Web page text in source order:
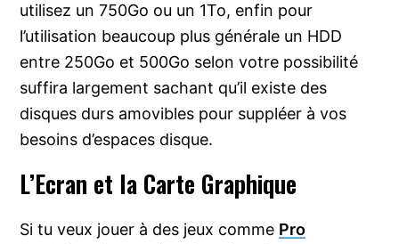
utilisez un 750Go ou un 1To, enfin pour
l’utilisation beaucoup plus générale un HDD
entre 250Go et 500Go selon votre possibilité
suffira largement sachant qu’il existe des
disques durs amovibles pour suppléer à vos
besoins d’espaces disque.
L’Ecran et la Carte Graphique
Si tu veux jouer à des jeux comme Pro